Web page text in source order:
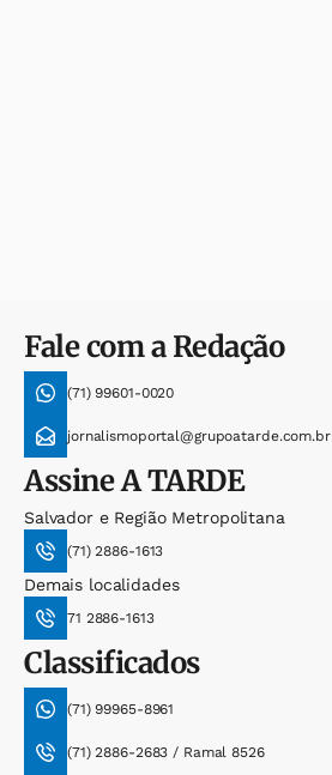
Fale com a Redação
(71) 99601-0020
jornalismoportal@grupoatarde.com.br
AssineA TARDE
Salvador e Região Metropolitana
(71) 2886-1613
Demais localidades
71 2886-1613
Classificados
(71) 99965-8961
(71) 2886-2683 / Ramal 8526